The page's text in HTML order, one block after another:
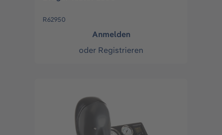
R62950
Anmelden
oder Registrieren